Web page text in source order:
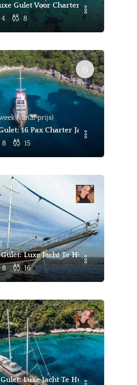
Gulet Voor Charter In Marmaris -
4 8
(vanaf prijs)
16 Pax Charter Jacht Te Huur
8 15
Luxe Jacht Te Huur In Fethiye
8 16
Luxe Jacht Te Huur In Bodrum